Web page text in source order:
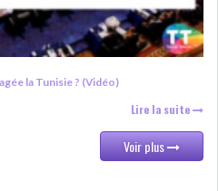
ZOUARI NOMMÉ
ZAAFRANI ZENZRI
la Tunisie ? (Vidéo)
Lire la suite
Voir plus